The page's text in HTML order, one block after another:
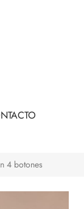
4 botones